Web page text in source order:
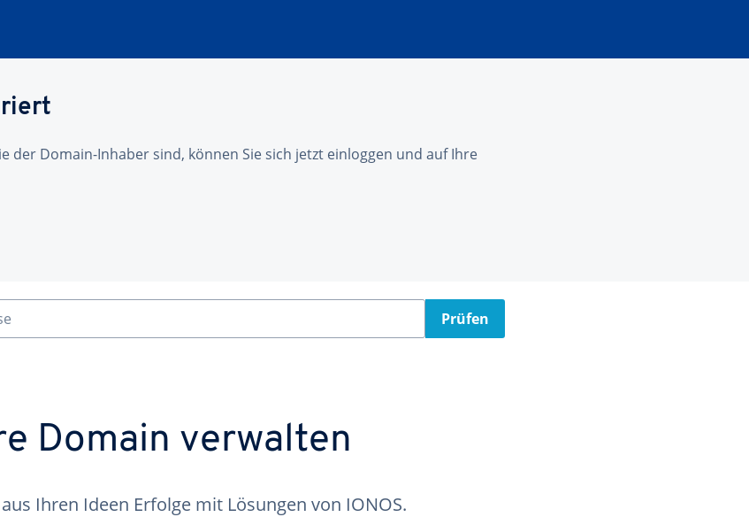
der Domain-Inhaber sind, können Sie sich jetzt einloggen und auf Ihre
Prüfen
Domain verwalten
Ihren Ideen Erfolge mit Lösungen von IONOS.